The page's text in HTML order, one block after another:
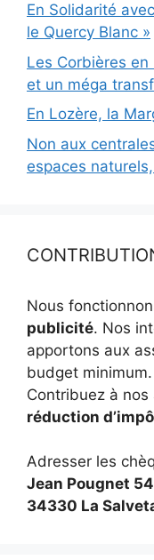
En Solidarité
le Quercy Blanc »
Les Corbières
et un méga
En Lozère, la
Non aux
espaces
Nous
publicité. Nos
apportons aux
budget minimum.
Contribuez à
réduction
Adresser les
Jean Pougnet
34330 La